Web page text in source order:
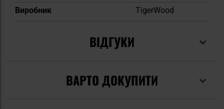
Виробник TigerWood
ВІДГУКИ
ВАРТО ДОКУПИТИ